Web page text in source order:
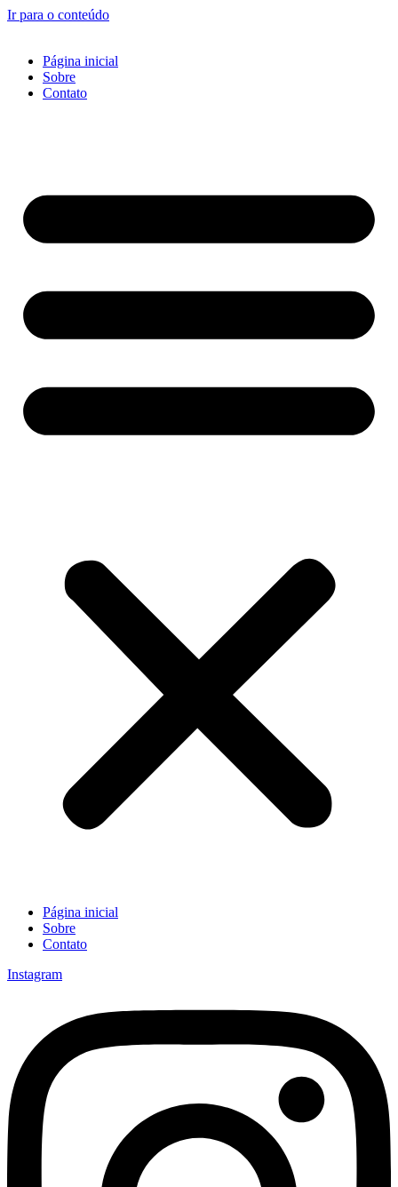
Ir para o conteúdo
Página inicial
Sobre
Contato
Página inicial
Sobre
Contato
Instagram